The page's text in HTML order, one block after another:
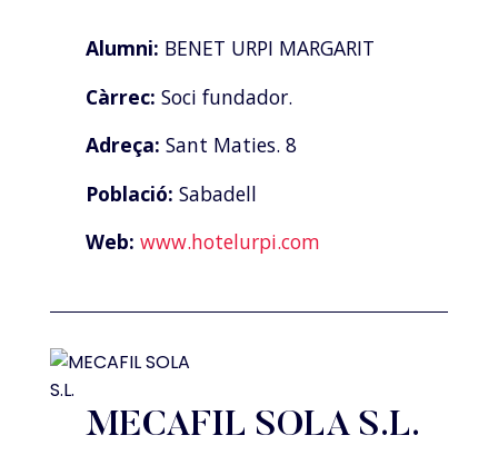
Alumni: BENET URPI MARGARIT
Càrrec: Soci fundador.
Adreça: Sant Maties. 8
Població: Sabadell
Web: www.hotelurpi.com
MECAFIL SOLA S.L.